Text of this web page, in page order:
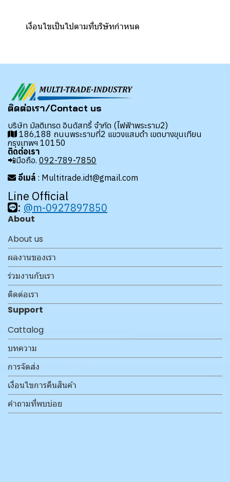
เงื่อนไขเป็นไปตามที่บริษัทกำหนด
ติดต่อเรา/Contact us
บริษัท มัลติเทรด อินดัสทรี้ จำกัด (ไฟฟ้าพระราม2)
186,188 ถนนพระรามที่2 แขวงแสมดำ เขตบางขุนเทียน
กรุงเทพฯ 10150
ติดต่อเรา
📲มือถือ. 092-789-7850
อีเมล์ : Multitrade.idt@gmail.com
Line Official
: @m-0927897850
About
About us
ผลงานของเรา
ร่วมงานกับเรา
ติดต่อเรา
Support
Cattalog
บทความ
การจัดส่ง
เงื่อนไขการคืนสินค้า
คำถามที่พบบ่อย